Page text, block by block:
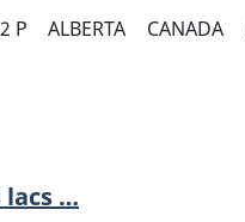
P ALBERTA CANADA
lacs …